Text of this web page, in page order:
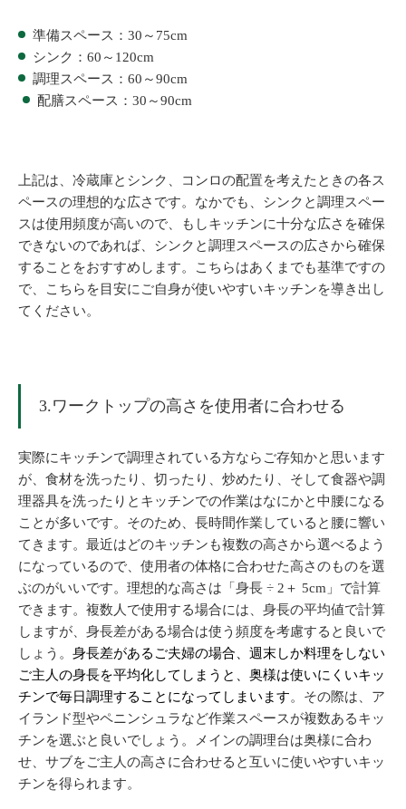
準備スペース：30～75cm
シンク：60～120cm
調理スペース：60～90cm
配膳スペース：30～90cm
上記は、冷蔵庫とシンク、コンロの配置を考えたときの各ス
ペースの理想的な広さです。なかでも、シンクと調理スペー
スは使用頻度が高いので、もしキッチンに十分な広さを確保
できないのであれば、シンクと調理スペースの広さから確保
することをおすすめします。こちらはあくまでも基準ですの
で、こちらを目安にご自身が使いやすいキッチンを導き出し
てください。
3.ワークトップの高さを使用者に合わせる
実際にキッチンで調理されている方ならご存知かと思います
が、食材を洗ったり、切ったり、炒めたり、そして食器や調
理器具を洗ったりとキッチンでの作業はなにかと中腰になる
ことが多いです。そのため、長時間作業していると腰に響い
てきます。最近はどのキッチンも複数の高さから選べるよう
になっているので、使用者の体格に合わせた高さのものを選
ぶのがいいです。理想的な高さは「身長 ÷ 2＋ 5cm」で計算
できます。複数人で使用する場合には、身長の平均値で計算
しますが、身長差がある場合は使う頻度を考慮すると良いで
しょう。 身長差があるご夫婦の場合、週末しか料理をしない
ご主人の身長を平均化してしまうと、奥様は使いにくいキッ
チンで毎日調理することになってしまいます。その際は、ア
イランド型やペニンシュラなど作業スペースが複数あるキッ
チンを選ぶと良いでしょう。メインの調理台は奥様に合わ
せ、サブをご主人の高さに合わせると互いに使いやすいキッ
チンを得られます。